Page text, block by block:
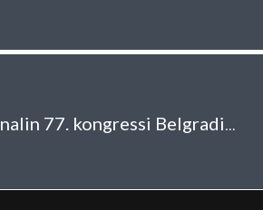
PEN Internationalin 77. kongressi Belgradissa